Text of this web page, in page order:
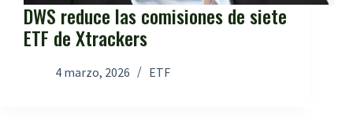
DWS reduce las comisiones de siete
ETF de Xtrackers
4 marzo, 2026 ETF